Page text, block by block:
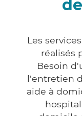
Les
réalisés
Besoin
l'entretien
aide à